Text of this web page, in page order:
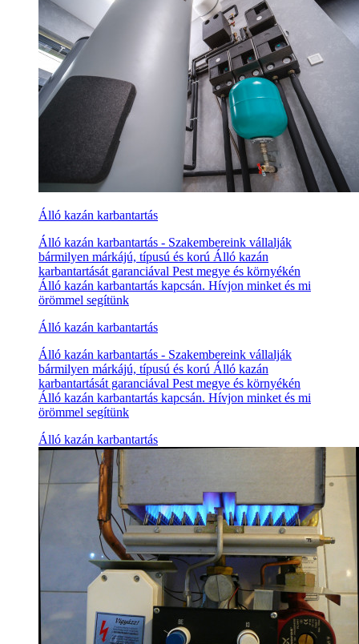
Álló kazán karbantartás
Álló kazán karbantartás - Szakembereink vállalják
bármilyen márkájú, típusú és korú Álló kazán
karbantartását garanciával Pest megye és környékén
Álló kazán karbantartás kapcsán. Hívjon minket és mi
örömmel segítünk
Álló kazán karbantartás
Álló kazán karbantartás - Szakembereink vállalják
bármilyen márkájú, típusú és korú Álló kazán
karbantartását garanciával Pest megye és környékén
Álló kazán karbantartás kapcsán. Hívjon minket és mi
örömmel segítünk
Álló kazán karbantartás